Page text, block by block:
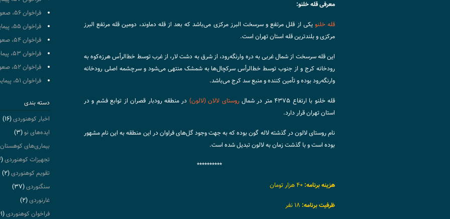
معرفی قله خلنو:
قله خلنو یکی از قلل مرتفع و سرسخت البرز مرکزی می‌باشد که بعد از قله دماوند، دومین قله مرتفع البرز
مرکزی و بلند‌ترین قله استان تهران است.
این قله سرسخت از شمال‌ غربی به دره وارنگه‌رود، از شرق به دشت لار، از غرب توسط خط‌الرأس هرزه‌کوه به
رودخانه کرج و از جنوب توسط خط‌الرأس سرکچال‌ها به شمشک منتهی می‌شود و سرچشمه اصلی رودخانه
وارنگه‌رود بوده و تأمین‌ کننده و منبع سد کرج می‌باشد.
قله خلنو با ارتفاع ۴۳۷۵ متر در شمال روستای لالان (لالون) در منطقه رودبار قصران از توابع فشم و در
استان تهران قرار دارد.
‌نام روستای لالون در گذشته لاله گون بوده که به جهت وجود گل‌های فراوان در این منطقه به این نام مشهور
بوده است و با گذشت زمان به لالون تبدیل شده است.
**********
هزینه برنامه:
ظرفیت برنامه:
فراخوان ۵۶، صعود به قله آزاد کوه
فراخوان ۵۵، پیمایش مسیر تهران به شمال
فراخوان ۵۴، صعود به قله سبلان
فراخوان ۵۳، پیمایش مسیر تهران به شمال
فراخوان ۵۲، صعود به قله دماوند (جبهه شمالی)‏‏
فراخوان ۵۱، پیمایش مسیر تهران به شمال
دسته بندی
اخبار کوهنوردی(۱۶)
ایده‌های نو(۳)
بیماری‌های کوهستان
تجهیزات کوهنوردی(۴)
تقویم کوهنوردی(۲)
سنگنوردی(۳۷)
غارنوردی(۲)
فراخوان کوهنوردی(۶۱)